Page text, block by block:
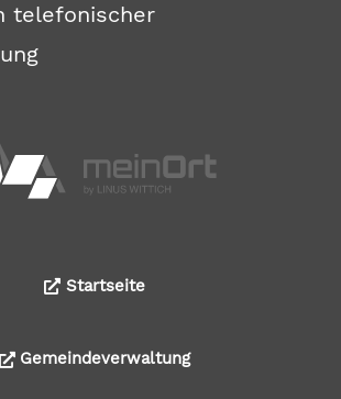
telefonischer
Startseite
Gemeindeverwaltung